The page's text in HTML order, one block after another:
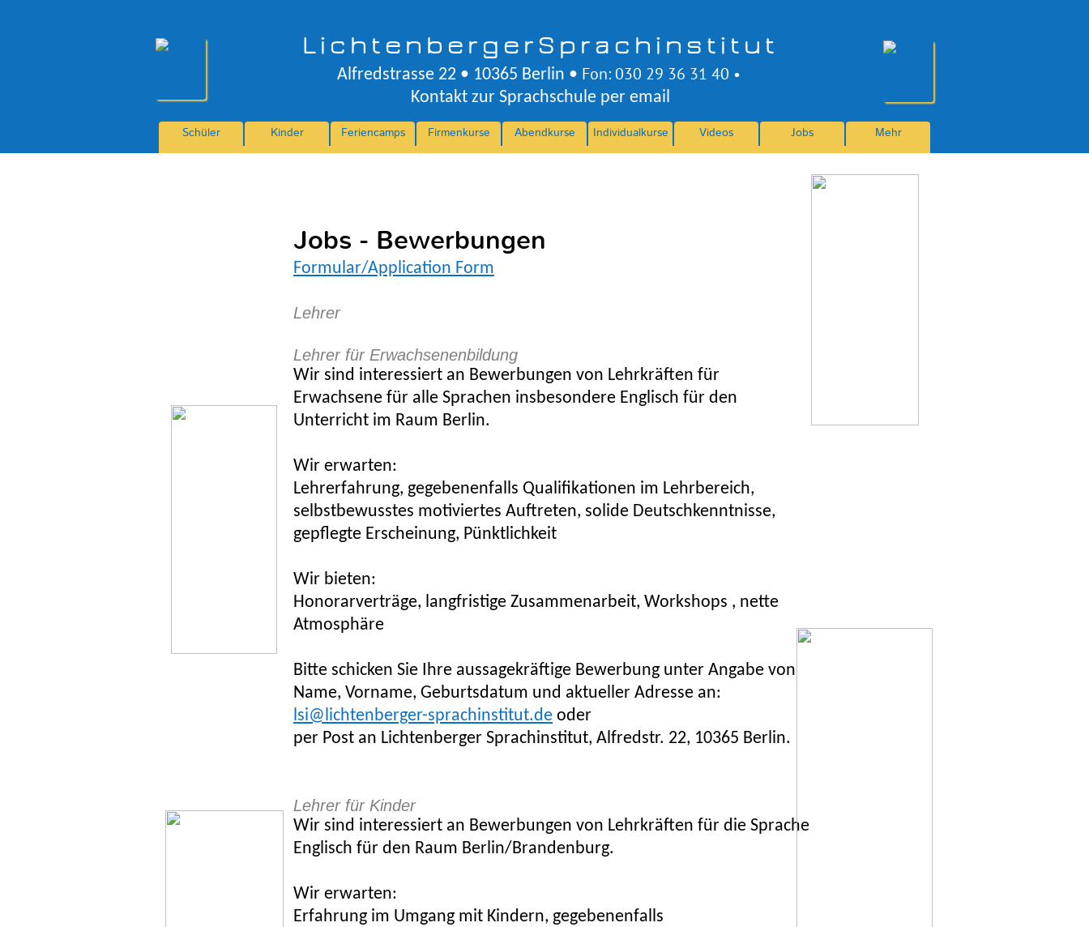
Lichtenberger Sprachinstitut
Alfredstrasse 22 • 10365 Berlin • Fon: 030 29 36 31 40 •
Kontakt zur Sprachschule per email
Jobs - Bewerbungen
Formular/Application Form
Lehrer
Lehrer für Erwachsenenbildung
Wir sind interessiert an Bewerbungen von Lehrkräften für
Erwachsene für alle Sprachen insbesondere Englisch für den
Unterricht im Raum Berlin.
Wir erwarten:
Lehrerfahrung, gegebenenfalls Qualifikationen im Lehrbereich,
selbstbewusstes motiviertes Auftreten, solide Deutschkenntnisse,
gepflegte Erscheinung, Pünktlichkeit
Wir bieten:
Honorarverträge, langfristige Zusammenarbeit, Workshops , nette
Atmosphäre
Bitte schicken Sie Ihre aussagekräftige Bewerbung unter Angabe von
Name, Vorname, Geburtsdatum und aktueller Adresse an:
lsi@lichtenberger-sprachinstitut.de oder
per Post an Lichtenberger Sprachinstitut, Alfredstr. 22, 10365 Berlin.
Lehrer für Kinder
Wir sind interessiert an Bewerbungen von Lehrkräften für die Sprache
Englisch für den Raum Berlin/Brandenburg.
Wir erwarten:
Erfahrung im Umgang mit Kindern, gegebenenfalls
Schüler Kinder Feriencamps Firmenkurse Abendkurse Individualkurse Videos Jobs Mehr